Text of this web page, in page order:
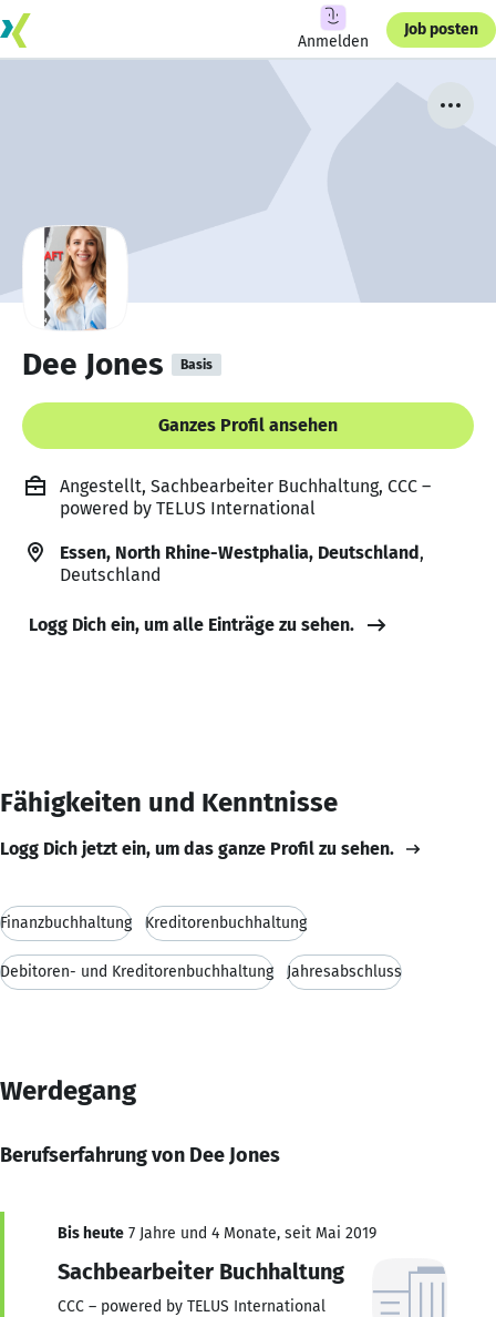
Anmelden
Job posten
Dee Jones Basis
Ganzes Profil ansehen
Angestellt, Sachbearbeiter Buchhaltung, CCC –
powered by TELUS International
Essen, North Rhine-Westphalia, Deutschland,
Deutschland
Logg Dich ein, um alle Einträge zu sehen.
Fähigkeiten und Kenntnisse
Logg Dich jetzt ein, um das ganze Profil zu sehen.
Finanzbuchhaltung Kreditorenbuchhaltung
Debitoren- und Kreditorenbuchhaltung Jahresabschluss
Werdegang
Berufserfahrung von Dee Jones
Bis heute 7 Jahre und 4 Monate, seit Mai 2019
Sachbearbeiter Buchhaltung
CCC – powered by TELUS International